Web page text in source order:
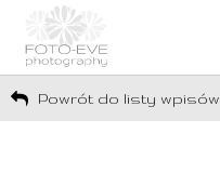
Powrót do listy wpisów